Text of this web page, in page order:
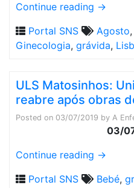
Continue reading →
Portal SNS
Agosto,
Ginecologia, grávida,
ULS Matosinhos:
reabre após obras
Posted on 03/07/2019 by A
03/
Continue reading →
Portal SNS
Bebé,